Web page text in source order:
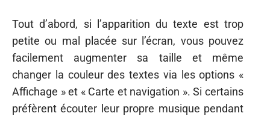
Tout d’abord, si l’apparition du texte est trop
petite ou mal placée sur l’écran, vous pouvez
facilement augmenter sa taille et même
changer la couleur des textes via les options «
Affichage » et « Carte et navigation ». Si certains
préfèrent écouter leur propre musique pendant